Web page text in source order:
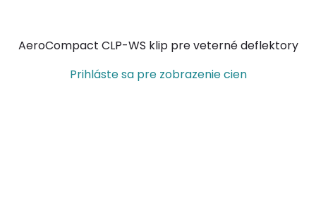
AeroCompact CLP-WS klip pre veterné deflektory
Prihláste sa pre zobrazenie cien